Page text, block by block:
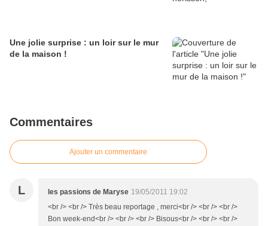
Une jolie surprise : un loir sur le mur
de la maison !
Commentaires
Ajouter un commentaire
L les passions de Maryse 19/05/2011 19:02
<br /> <br /> Très beau reportage , merci<br /> <br /> <br />
Bon week-end<br /> <br /> <br /> Bisous<br /> <br /> <br />